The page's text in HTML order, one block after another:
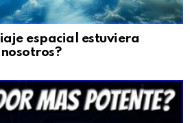
espacial estuviera